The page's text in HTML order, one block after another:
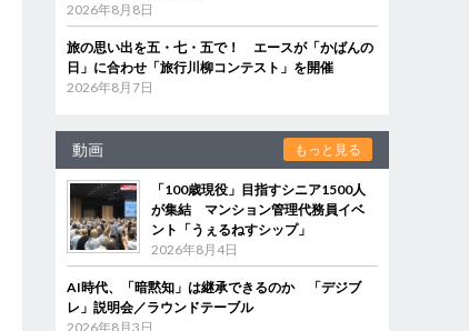
2026年8月8日
旅の思い出を五・七・五で！ エースが「かばんの
日」に合わせ「旅行川柳コンテスト」を開催
2026年8月7日
動画 もっと見る
「100歳現役」目指すシニア1500人
が集結 マンション管理代務員イベ
ント「うぇるねすシップ」
2026年8月4日
AI時代、「暗黙知」は継承できるのか 「デジブ
レ」説明会／ラウンドテーブル
2026年8月3日